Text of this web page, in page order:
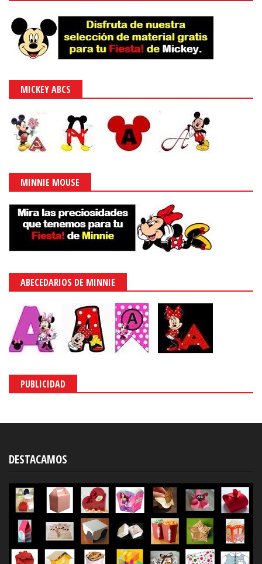
MICKEY ABCS
MINNIE MOUSE
ABECEDARIOS DE MINNIE
PUBLICIDAD
DESTACAMOS